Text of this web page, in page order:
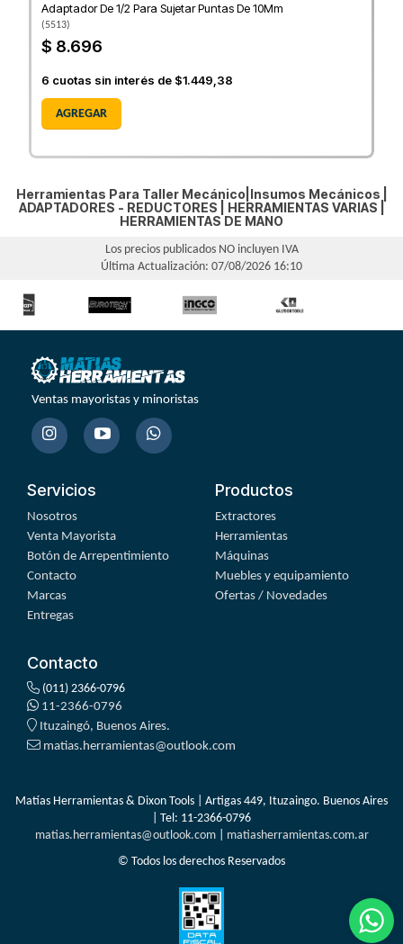
Adaptador De 1/2 Para Sujetar Puntas De 10Mm
(5513)
$ 8.696
6 cuotas sin interés de $1.449,38
AGREGAR
Herramientas Para Taller Mecánico|Insumos Mecánicos |
ADAPTADORES - REDUCTORES
HERRAMIENTAS VARIAS
HERRAMIENTAS DE MANO
Los precios publicados NO incluyen IVA
Última Actualización: 07/08/2026 16:10
Ventas mayoristas y minoristas
Servicios
Nosotros
Venta Mayorista
Botón de Arrepentimiento
Contacto
Marcas
Entregas
Productos
Extractores
Herramientas
Máquinas
Muebles y equipamiento
Ofertas / Novedades
Contacto
(011) 2366-0796
11-2366-0796
Ituzaingó, Buenos Aires.
matias.herramientas@outlook.com
Matías Herramientas & Dixon Tools | Artigas 449, Ituzaingo. Buenos Aires
| Tel: 11-2366-0796
matias.herramientas@outlook.com| matiasherramientas.com.ar
© Todos los derechos Reservados